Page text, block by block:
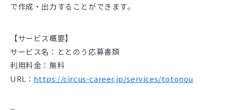
で作成・出力することができます。
【サービス概要】
サービス名：ととのう応募書類
利用料金：無料
URL： https://circus-career.jp/services/totonou